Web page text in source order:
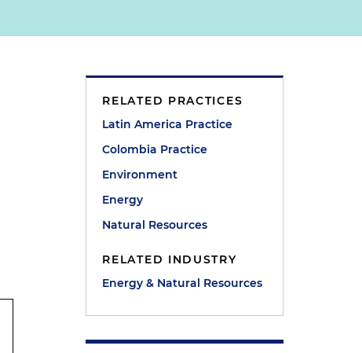
RELATED PRACTICES
Latin America Practice
Colombia Practice
Environment
Energy
Natural Resources
RELATED INDUSTRY
Energy & Natural Resources